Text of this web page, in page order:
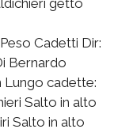
getto
Cadetti Dir:
Bernardo
Lungo cadette:
Salto in alto
Salto in alto